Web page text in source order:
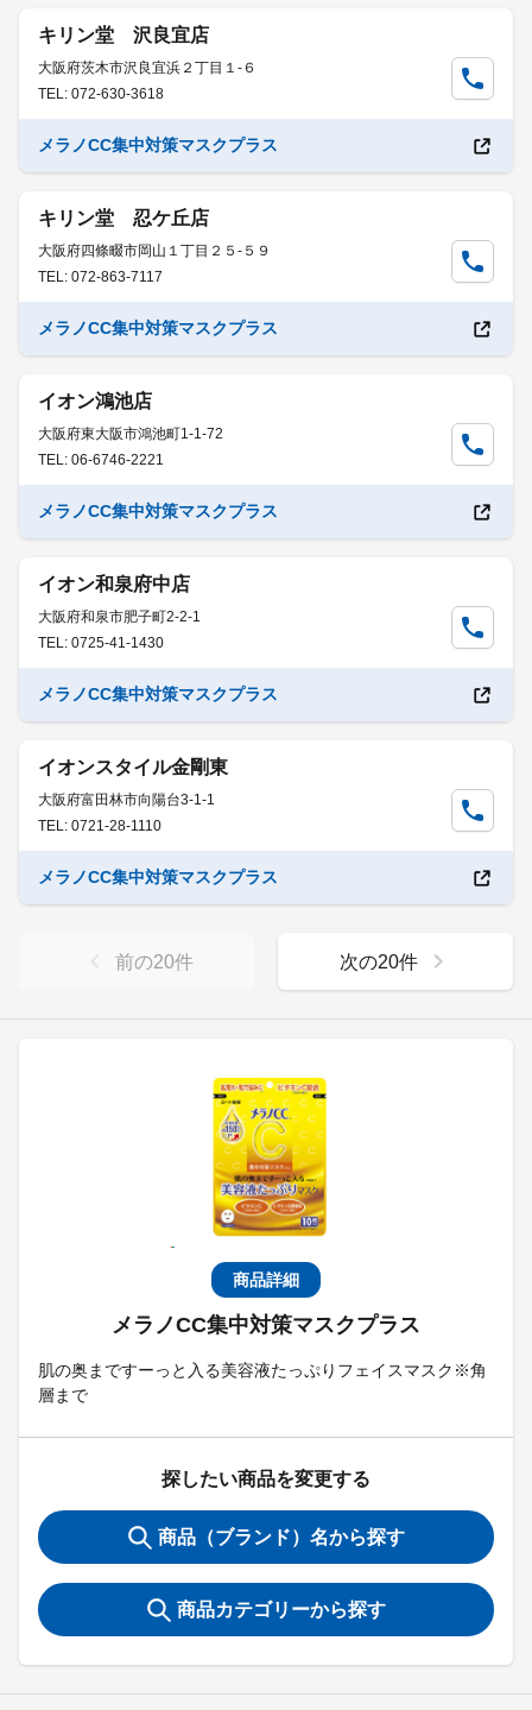
商品詳細
メラノCC集中対策マスクプラス
肌の奥まですーっと入る美容液たっぷりフェイスマスク※角
層まで
探したい商品を変更する
商品（ブランド）名から探す
商品カテゴリーから探す
キリン堂 沢良宜店
大阪府茨木市沢良宜浜２丁目１-６
TEL: 072-630-3618
メラノCC集中対策マスクプラス
キリン堂 忍ケ丘店
大阪府四條畷市岡山１丁目２５-５９
TEL: 072-863-7117
メラノCC集中対策マスクプラス
イオン鴻池店
大阪府東大阪市鴻池町1-1-72
TEL: 06-6746-2221
メラノCC集中対策マスクプラス
イオン和泉府中店
大阪府和泉市肥子町2-2-1
TEL: 0725-41-1430
メラノCC集中対策マスクプラス
イオンスタイル金剛東
大阪府富田林市向陽台3-1-1
TEL: 0721-28-1110
メラノCC集中対策マスクプラス
前の20件 次の20件